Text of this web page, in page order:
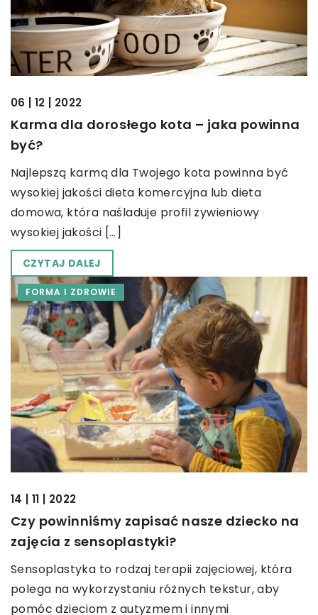
06 | 12 | 2022
Karma dla dorosłego kota – jaka powinna
być?
Najlepszą karmą dla Twojego kota powinna być
wysokiej jakości dieta komercyjna lub dieta
domowa, która naśladuje profil żywieniowy
wysokiej jakości […]
CZYTAJ DALEJ
FORMA I ZDROWIE
14 | 11 | 2022
Czy powinniśmy zapisać nasze dziecko na
zajęcia z sensoplastyki?
Sensoplastyka to rodzaj terapii zajęciowej, która
polega na wykorzystaniu różnych tekstur, aby
pomóc dzieciom z autyzmem i innymi